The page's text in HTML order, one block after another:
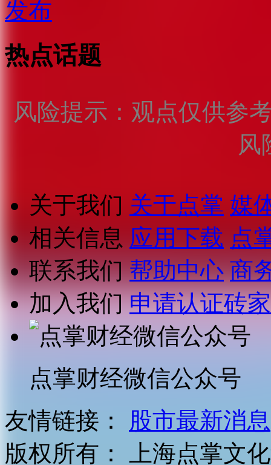
发布
热点话题
风险提示：观点仅供参
风
关于我们 关于点掌 媒
相关信息 应用下载 点
联系我们 帮助中心 商
加入我们 申请认证砖家
点掌财经微信公众号
友情链接：
股市最新消息
版权所有：
上海点掌文